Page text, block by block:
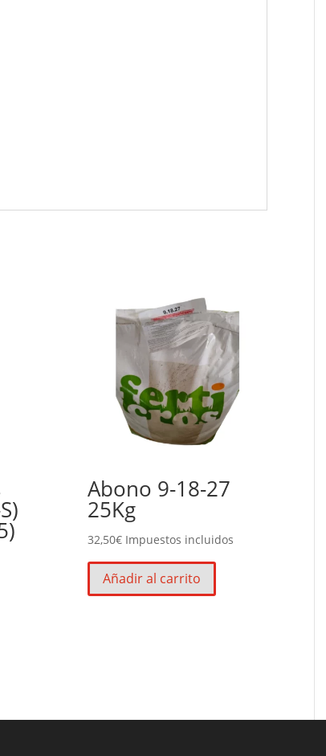
Abono 9-18-27
25Kg
32,50€ Impuestos incluidos
Añadir al carrito